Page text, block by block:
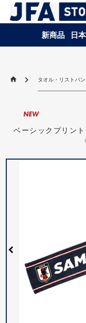
新商品 日
タオル・リストバ
ベーシックプリン
NEW